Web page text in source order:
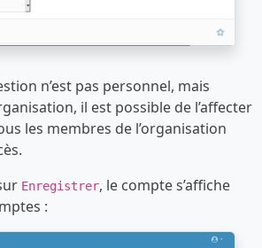
n’est pas personnel, mais
il est possible de l’affecter
les membres de l’organisation
Enregistrer, le compte s’affiche
: